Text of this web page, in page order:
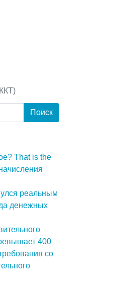
That is the
реальным
денежных
400
со